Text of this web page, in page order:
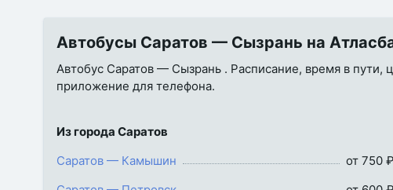
Автобусы Саратов — Сызрань на
Автобус Саратов — Сызрань . Расписание, время в пути,
приложение для телефона.
Из города Саратов
Саратов — Камышин
от 750 ₽